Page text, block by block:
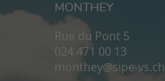
MONTHEY
Rue du Pont 5
024 471 00 13
monthey@sipe-vs.ch